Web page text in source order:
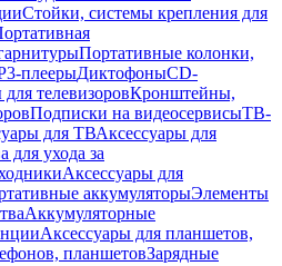
Стойки, системы крепления для
Портативные колонки,
плеерыДиктофоныCD-
телевизоровКронштейны,
Подписки на видеосервисыТВ-
для ТВАксессуары для
для ухода за
Аксессуары для
аккумуляторыЭлементы
Аккумуляторные
Аксессуары для планшетов,
планшетовЗарядные